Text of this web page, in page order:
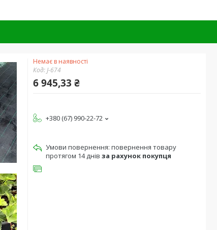
Немає в наявності
Код:J-674
6 945,33 ₴
+380 (67) 990-22-72
повернення товару
протягом 14 днів за рахунок покупця